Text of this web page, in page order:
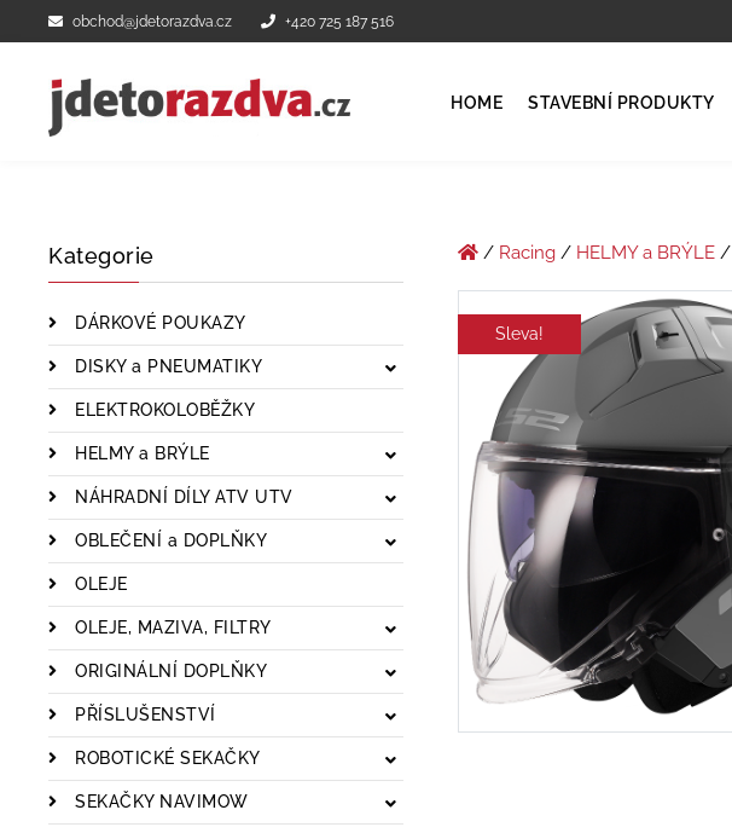
obchod@jdetorazdva.cz +420 725 187 516
HOME STAVEBNÍ PRODUKTY
Kategorie
DÁRKOVÉ POUKAZY
DISKY a PNEUMATIKY
ELEKTROKOLOBĚŽKY
HELMY a BRÝLE
NÁHRADNÍ DÍLY ATV UTV
OBLEČENÍ a DOPLŇKY
OLEJE
OLEJE, MAZIVA, FILTRY
ORIGINÁLNÍ DOPLŇKY
PŘÍSLUŠENSTVÍ
ROBOTICKÉ SEKAČKY
SEKAČKY NAVIMOW
/ Racing/ HELMY a BRÝLE/
Sleva!